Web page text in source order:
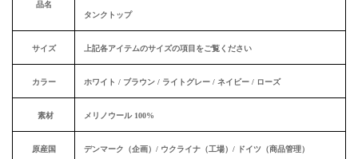
品名
タンクトップ
サイズ 上記各アイテムのサイズの項目をご覧ください
カラー ホワイト / ブラウン / ライトグレー / ネイビー / ローズ
素材 メリノウール 100%
原産国 デンマーク（企画）/ ウクライナ（工場）/ ドイツ（商品管理）